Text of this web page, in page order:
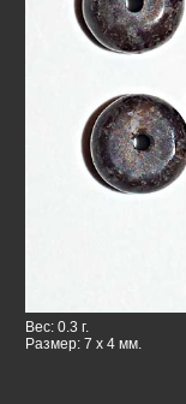
Вес: 0.3 г.
Размер: 7 x 4 мм.